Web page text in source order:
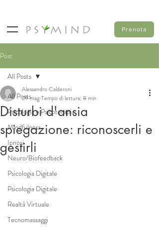
Prenota
Post
All Posts
Psicologia e Psicoterapia
Mindfulness
Ipnosi
Neuro/Biofeedback
Psicologia Digitale
Psicologia Digitale
Realtà Virtuale
Tecnomassaggi
All Posts
Disturbi d'ansia
spiegazione: riconoscerli e
gestirli
Alessandro Calderoni
29 mag Tempo di lettura: 8 min